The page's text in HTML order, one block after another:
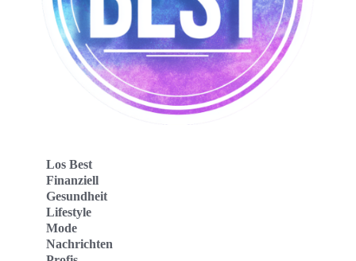
Los Best
Finanziell
Gesundheit
Lifestyle
Mode
Nachrichten